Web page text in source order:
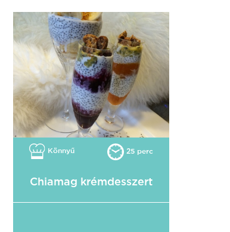
Könnyű 25 perc
Chiamag krémdesszert